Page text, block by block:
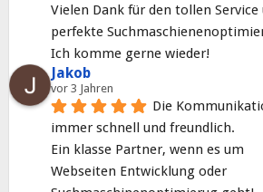
Vielen Dank für den tollen Service
perfekte
Ich komme gerne wieder!
Jakob
vor 3 Jahren
Die
immer schnell und freundlich.
Ein klasse Partner, wenn es um
Webseiten Entwicklung oder